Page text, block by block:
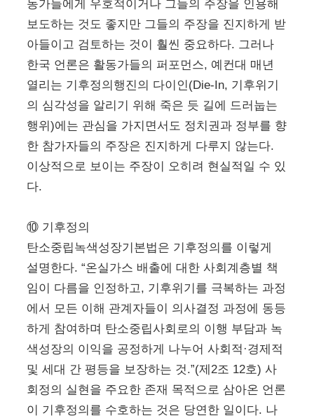
동가들에게 우호적이거나 그들의 주장을 인용해
보도하는 것도 좋지만 그들의 주장을 진지하게 받
아들이고 검토하는 것이 훨씬 중요하다. 그러나
한국 언론은 활동가들의 퍼포먼스, 예컨대 매년
열리는 기후정의행진의 다이인(Die-In, 기후위기
의 심각성을 알리기 위해 죽은 듯 길에 드러눕는
행위)에는 관심을 가지면서도 정치권과 정부를 향
한 참가자들의 주장은 진지하게 다루지 않는다.
이상적으로 보이는 주장이 오히려 현실적일 수 있
다.
⑩ 기후정의
탄소중립녹색성장기본법은 기후정의를 이렇게
설명한다. “온실가스 배출에 대한 사회계층별 책
임이 다름을 인정하고, 기후위기를 극복하는 과정
에서 모든 이해 관계자들이 의사결정 과정에 동등
하게 참여하며 탄소중립사회로의 이행 부담과 녹
색성장의 이익을 공정하게 나누어 사회적·경제적
및 세대 간 평등을 보장하는 것.”(제2조 12호) 사
회정의 실현을 주요한 존재 목적으로 삼아온 언론
이 기후정의를 수호하는 것은 당연한 일이다. 나